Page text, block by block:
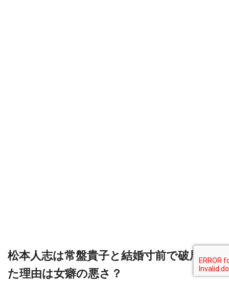
松本人志は常盤貴子と結婚寸前で破局し
た理由は女癖の悪さ？